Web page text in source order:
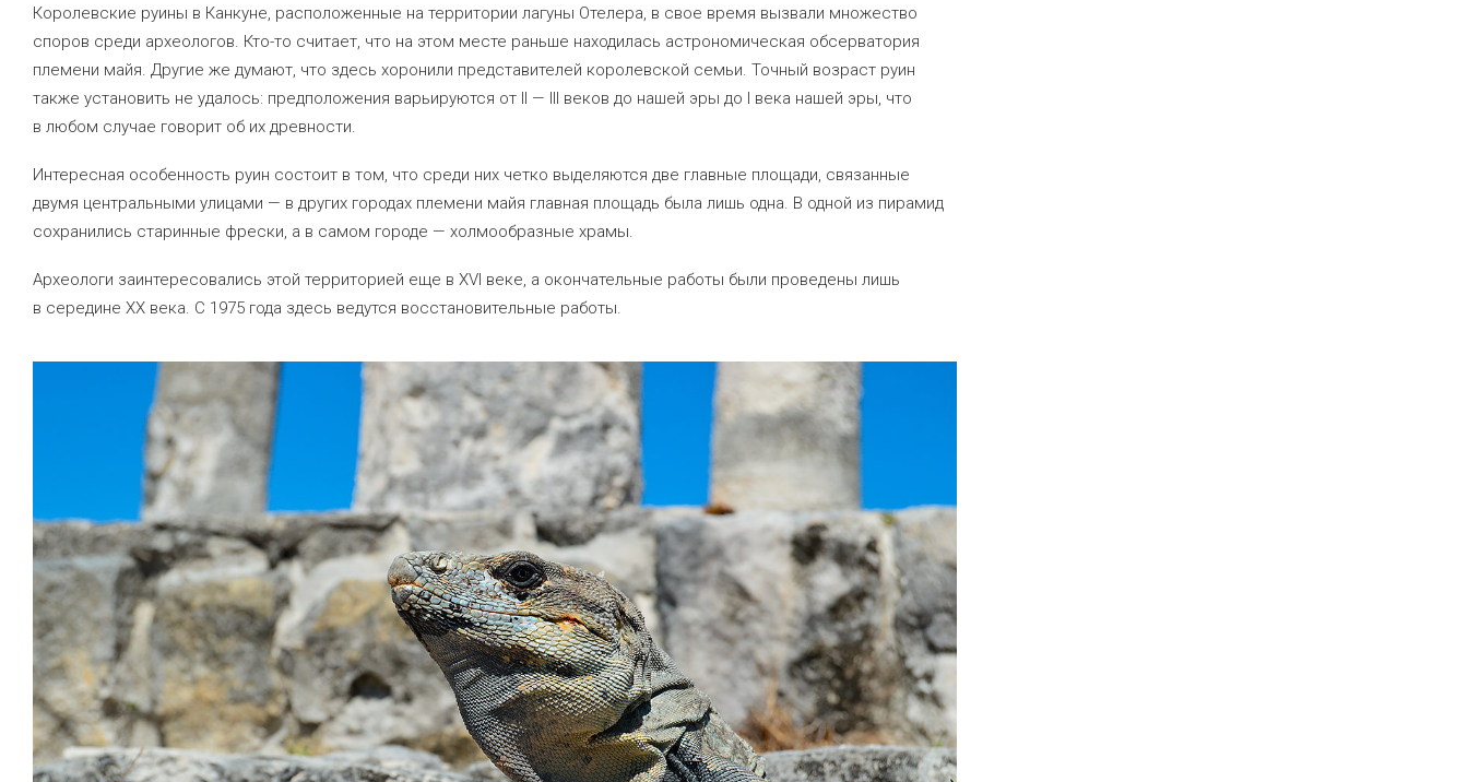
Королевские руины в Канкуне, расположенные на территории лагуны Отелера, в свое время вызвали множество
споров среди археологов. Кто-то считает, что на этом месте раньше находилась астрономическая обсерватория
племени майя. Другие же думают, что здесь хоронили представителей королевской семьи. Точный возраст руин
также установить не удалось: предположения варьируются от II — III веков до нашей эры до I века нашей эры, что
в любом случае говорит об их древности.
Интересная особенность руин состоит в том, что среди них четко выделяются две главные площади, связанные
двумя центральными улицами — в других городах племени майя главная площадь была лишь одна. В одной из пирамид
сохранились старинные фрески, а в самом городе — холмообразные храмы.
Археологи заинтересовались этой территорией еще в XVI веке, а окончательные работы были проведены лишь
в середине XX века. С 1975 года здесь ведутся восстановительные работы.